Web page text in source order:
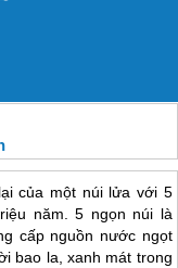
của một núi lửa với 5
năm. 5 ngọn núi là
cấp nguồn nước ngọt
bao la, xanh mát trong